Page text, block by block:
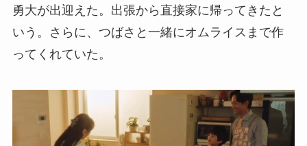
勇大が出迎えた。出張から直接家に帰ってきたと
いう。さらに、つばさと一緒にオムライスまで作
ってくれていた。